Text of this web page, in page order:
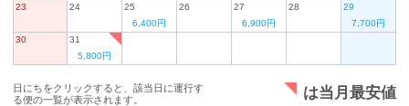
23 24
25
6,400円
26
27
6,900円
28
29
7,700円
30
31
5,800円
日にちをクリックすると、該当日に運行す
る便の一覧が表示されます。
は当月最安値